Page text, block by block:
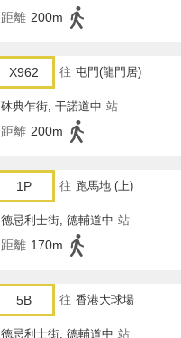
距離 200m
X962 往 屯門(龍門居)
砵典乍街, 干諾道中 站
距離 200m
1P 往 跑馬地 (上)
德忌利士街, 德輔道中 站
距離 170m
5B 往 香港大球場
德忌利士街, 德輔道中 站